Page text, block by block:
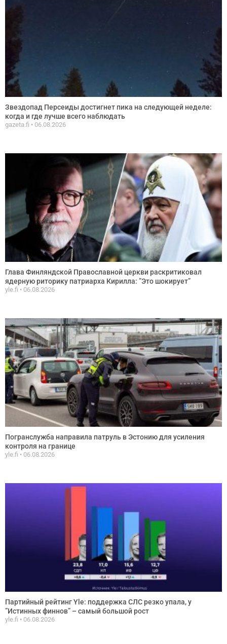
Звездопад Персеиды достигнет пика на следующей неделе:
когда и где лучше всего наблюдать
gazeta.fi 06.08.2026
Глава Финляндской Православной церкви раскритиковал
ядерную риторику патриарха Кирилла: ”Это шокирует”
yle.fi 06.08.2026
Погранслужба направила патруль в Эстонию для усиления
контроля на границе
yle.fi 06.08.2026
Партийный рейтинг Yle: поддержка СЛС резко упала, у
”Истинных финнов” – самый большой рост
yle.fi 06.08.2026